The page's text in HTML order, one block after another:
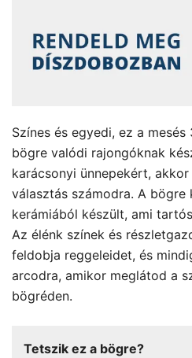
Színes és egyedi, ez a
bögre valódi rajongóknak
karácsonyi ünnepekért,
választás számodra. A bögre
kerámiából készült, ami
Az élénk színek és
feldobja reggeleidet, és
arcodra, amikor meglátod a
bögréden.
Tetszik ez a bögre?